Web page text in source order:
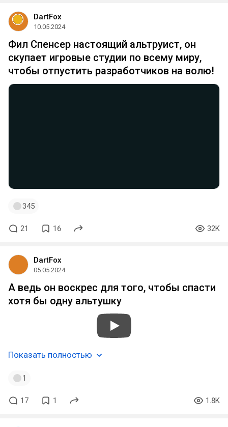
DartFox
10.05.2024
Фил Спенсер настоящий альтруист, он
скупает игровые студии по всему миру,
чтобы отпустить разработчиков на волю!
345
21 16 32K
DartFox
05.05.2024
А ведь он воскрес для того, чтобы спасти
хотя бы одну альтушку
Показать полностью
1
17 1 1.8K